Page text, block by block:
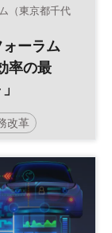
（東京都千代
ォーラム
率の最
改革
フォーラム
産性向上